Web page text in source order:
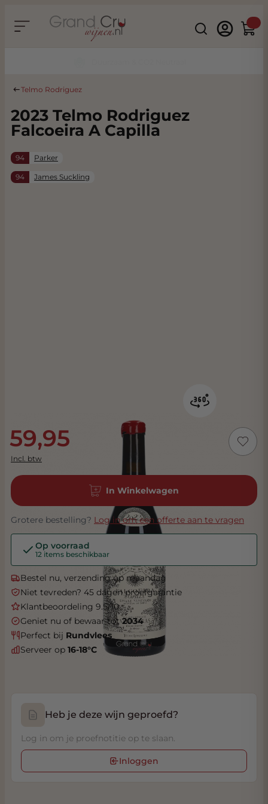
Search
Telmo Rodriguez
2023 Telmo Rodriguez
Falcoeira A Capilla
94 Parker
94 James Suckling
59,95
Incl. btw
In Winkelwagen
Grotere bestelling? Log in om een offerte aan te vragen
Op voorraad
12 items beschikbaar
Bestel nu, verzending op maandag
Niet tevreden? 45 dagen proefgarantie
Klantbeoordeling 9.5/10
Geniet nu of bewaar tot2034
Perfect bij Rundvlees
Serveer op 16-18°C
Heb je deze wijn geproefd?
Log in om je proefnotitie op te slaan.
Inloggen